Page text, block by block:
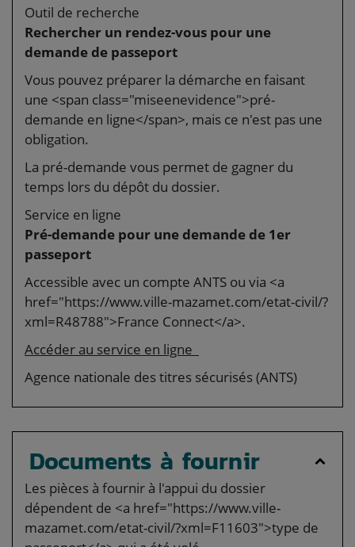
Outil de recherche
Rechercher un rendez-vous pour une
demande de passeport
Vous pouvez préparer la démarche en faisant
une <span class="miseenevidence">pré-
demande en ligne</span>, mais ce n'est pas une
obligation.
La pré-demande vous permet de gagner du
temps lors du dépôt du dossier.
Service en ligne
Pré-demande pour une demande de 1er
passeport
Accessible avec un compte ANTS ou via <a
href="https://www.ville-mazamet.com/etat-civil/?
xml=R48788">France Connect</a>.
Accéder au service en ligne
Agence nationale des titres sécurisés (ANTS)
Documents à fournir
Les pièces à fournir à l'appui du dossier
dépendent de <a href="https://www.ville-
mazamet.com/etat-civil/?xml=F11603">type de